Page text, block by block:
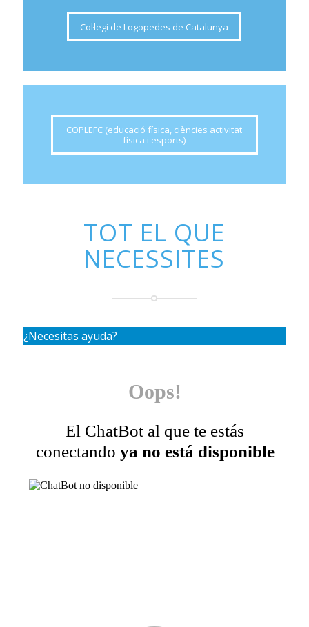
Col·legi de Logopedes de Catalunya
COPLEFC (educació física, ciències activitat
física i esports)
TOT EL QUE
NECESSITES
¿Necesitas ayuda?